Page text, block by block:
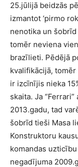
25.jūlijā beidzās
izmantot ‘pirmo
nenotika un
tomēr neviena
brazīlieti. Pēdējā
kvalifikācijā,
ir izcīnījis nieka
skaita. Ja
2013.gadu, tad
šobrīd tieši Masa
Konstruktoru
komandas
negadījuma